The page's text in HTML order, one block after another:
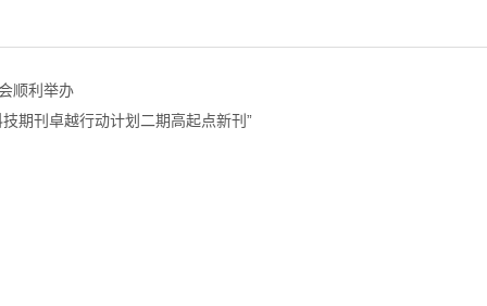
顺利举办
期刊卓越行动计划二期高起点新刊”